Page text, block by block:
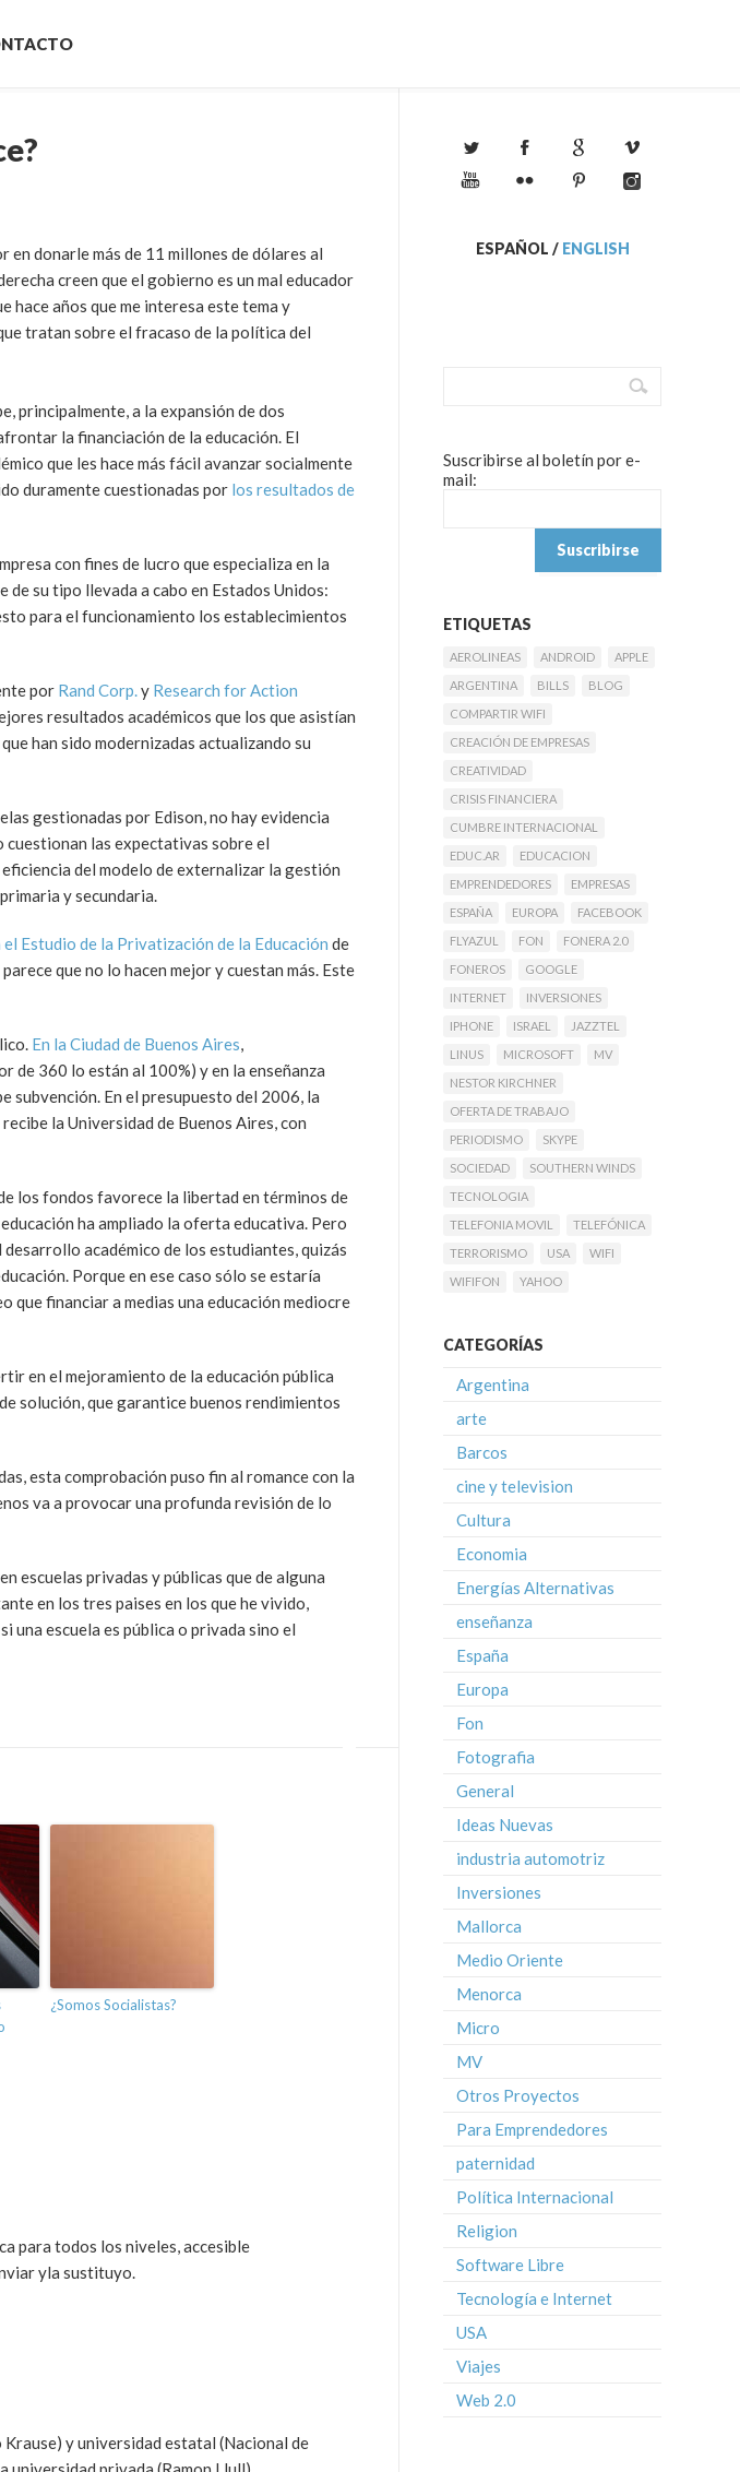
donarle más de 11 millones de dólares al
creen que el gobierno es un mal educador
hace años que me interesa este tema y
tratan sobre el fracaso de la política del
principalmente, a la expansión de dos
la financiación de la educación. El
que les hace más fácil avanzar socialmente
duramente cuestionadas por los resultados de
con fines de lucro que especializa en la
su tipo llevada a cabo en Estados Unidos:
para el funcionamiento los establecimientos
por Rand Corp.y Research for Action
resultados académicos que los que asistían
han sido modernizadas actualizando su
gestionadas por Edison, no hay evidencia
cuestionan las expectativas sobre el
del modelo de externalizar la gestión
y secundaria.
Estudio de la Privatización de la Educación de
que no lo hacen mejor y cuestan más. Este
En la Ciudad de Buenos Aires,
de 360 lo están al 100%) y en la enseñanza
subvención. En el presupuesto del 2006, la
la Universidad de Buenos Aires, con
los fondos favorece la libertad en términos de
ha ampliado la oferta educativa. Pero
académico de los estudiantes, quizás
Porque en ese caso sólo se estaría
que financiar a medias una educación mediocre
en el mejoramiento de la educación pública
solución, que garantice buenos rendimientos
esta comprobación puso fin al romance con la
va a provocar una profunda revisión de lo
escuelas privadas y públicas que de alguna
en los tres paises en los que he vivido,
una escuela es pública o privada sino el
¿Somos Socialistas?
para todos los niveles, accesible
yla sustituyo.
y universidad estatal (Nacional de
ESPAÑOL / ENGLISH
Suscribirse al boletín por e-
mail:
ETIQUETAS
AEROLINEAS ANDROID
APPLE
ARGENTINA
BILLS
BLOG
COMPARTIR WIFI
CREACIÓN DE EMPRESAS
CREATIVIDAD
CRISIS FINANCIERA
CUMBRE INTERNACIONAL
EDUC.AR
EDUCACION
EMPRENDEDORES
EMPRESAS
ESPAÑA
EUROPA
FACEBOOK
FLYAZUL
FON
FONERA 2.0
FONEROS
GOOGLE
INTERNET
INVERSIONES
IPHONE
ISRAEL
JAZZTEL
LINUS
MICROSOFT
MV
NESTOR KIRCHNER
OFERTA DE TRABAJO
PERIODISMO
SKYPE
SOCIEDAD
SOUTHERN WINDS
TECNOLOGIA
TELEFONIA MOVIL
TELEFÓNICA
TERRORISMO
USA
WIFI
WIFIFON
YAHOO
CATEGORÍAS
Argentina
arte
Barcos
cine y television
Cultura
Economia
Energías Alternativas
enseñanza
España
Europa
Fon
Fotografia
General
Ideas Nuevas
industria automotriz
Inversiones
Mallorca
Medio Oriente
Menorca
Micro
MV
Otros Proyectos
Para Emprendedores
paternidad
Política Internacional
Religion
Software Libre
Tecnología e Internet
USA
Viajes
Web 2.0